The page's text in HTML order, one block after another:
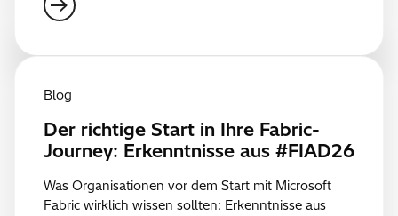
Blog
Der richtige Start in Ihre Fabric-
Journey: Erkenntnisse aus #FIAD26
Was Organisationen vor dem Start mit Microsoft
Fabric wirklich wissen sollten: Erkenntnisse aus